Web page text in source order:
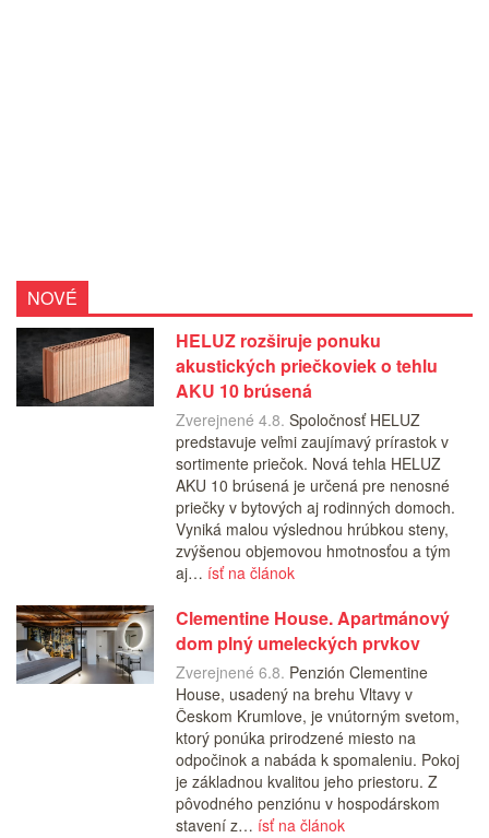
NOVÉ
HELUZ rozširuje ponuku
akustických priečkoviek o tehlu
AKU 10 brúsená
Zverejnené 4.8. Spoločnosť HELUZ
predstavuje veľmi zaujímavý prírastok v
sortimente priečok. Nová tehla HELUZ
AKU 10 brúsená je určená pre nenosné
priečky v bytových aj rodinných domoch.
Vyniká malou výslednou hrúbkou steny,
zvýšenou objemovou hmotnosťou a tým
aj… ísť na článok
Clementine House. Apartmánový
dom plný umeleckých prvkov
Zverejnené 6.8. Penzión Clementine
House, usadený na brehu Vltavy v
Českom Krumlove, je vnútorným svetom,
ktorý ponúka prirodzené miesto na
odpočinok a nabáda k spomaleniu. Pokoj
je základnou kvalitou jeho priestoru. Z
pôvodného penziónu v hospodárskom
stavení z… ísť na článok